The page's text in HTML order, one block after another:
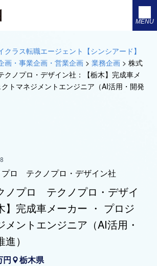
MENU
クラス転職エージェント【シンシアード】
画・事業企画・営業企画 > 業務企画 > 株式
ノプロ・デザイン社：【栃木】完成車メ
トマネジメントエンジニア（AI活用・開発
プロ テクノプロ・デザイン社
ノプロ テクノプロ・デザイ
】完成車メーカー ・ プロジ
メントエンジニア（AI活用・
）
円 栃木県